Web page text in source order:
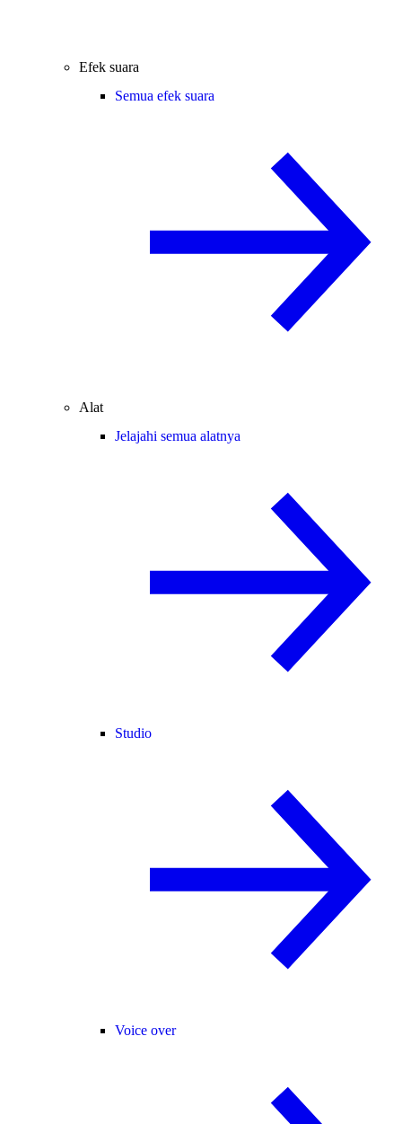
Efek suara
Semua efek suara
Alat
Jelajahi semua alatnya
Studio
Voice over